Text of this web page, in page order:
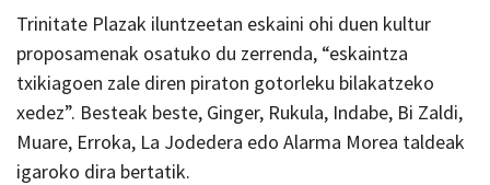
Trinitate Plazak iluntzeetan eskaini ohi duen kultur
proposamenak osatuko du zerrenda, “eskaintza
txikiagoen zale diren piraton gotorleku bilakatzeko
xedez”. Besteak beste, Ginger, Rukula, Indabe, Bi Zaldi,
Muare, Erroka, La Jodedera edo Alarma Morea taldeak
igaroko dira bertatik.